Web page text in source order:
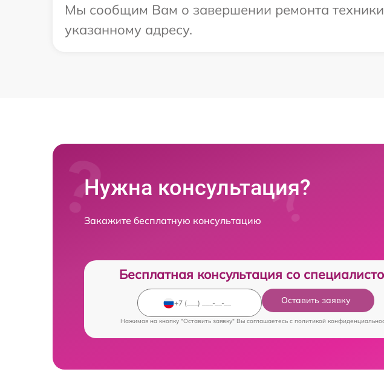
Мы сообщим Вам о завершении ремонта
указанному адресу.
Нужна консультация?
Закажите бесплатную консультацию
Бесплатная консультация со
Оставить заявку
Нажимая на кнопку "Оставить заявку" Вы соглашаетесь c политикой